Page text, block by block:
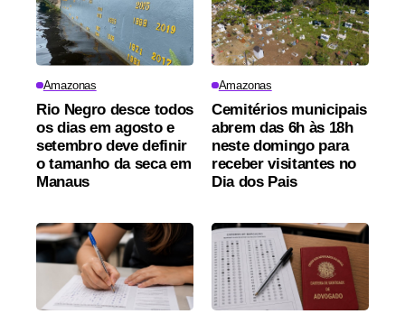
Amazonas
Rio Negro desce todos
os dias em agosto e
setembro deve definir
o tamanho da seca em
Manaus
Amazonas
Cemitérios municipais
abrem das 6h às 18h
neste domingo para
receber visitantes no
Dia dos Pais